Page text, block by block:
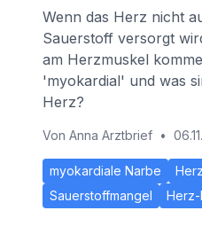
Wenn das Herz nicht
Sauerstoff versorgt
am Herzmuskel
'myokardial' und was
Herz?
Von Anna Arztbrief •
myokardiale Narbe
Sauerstoffmangel
Herz-